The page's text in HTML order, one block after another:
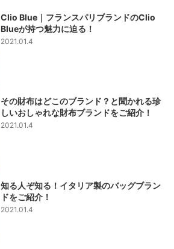
Clio Blue｜フランスパリブランドのClio
Blueが持つ魅力に迫る！
2021.01.4
その財布はどこのブランド？と聞かれる珍
しいおしゃれな財布ブランドをご紹介！
2021.01.4
知る人ぞ知る！イタリア製のバッグブラン
ドをご紹介！
2021.01.4